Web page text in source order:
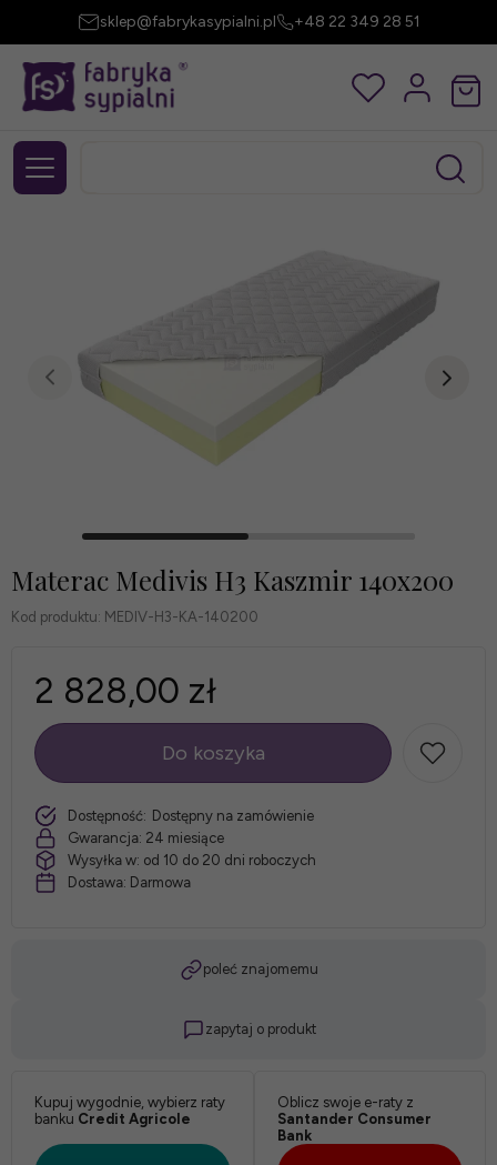
sklep@fabrykasypialni.pl +48 22 349 28 51
Materac Medivis H3 Kaszmir 140x200
Kod produktu: MEDIV-H3-KA-140200
2 828,00 zł
szt.
Do koszyka
Dostępność: Dostępny na zamówienie
Gwarancja: 24 miesiące
Wysyłka w: od 10 do 20 dni roboczych
Dostawa: Darmowa
poleć znajomemu
zapytaj o produkt
Kupuj wygodnie, wybierz raty
banku Credit Agricole
Oblicz swoje e-raty z
Santander Consumer
Bank